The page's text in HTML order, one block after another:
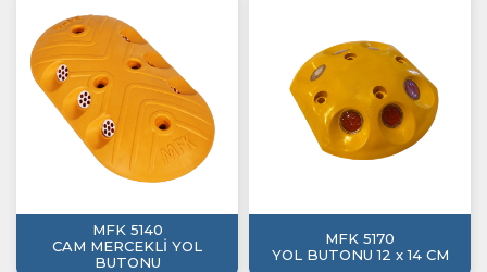
MFK 5140
CAM MERCEKLİ YOL
BUTONU
MFK 5170
YOL BUTONU 12 x 14 CM